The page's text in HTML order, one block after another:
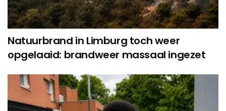
Natuurbrand in Limburg toch weer
opgelaaid: brandweer massaal ingezet